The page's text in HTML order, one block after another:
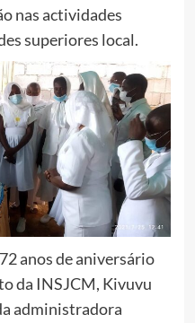
nas actividades
superiores local.
anos de aniversário
da INSJCM, Kivuvu
administradora